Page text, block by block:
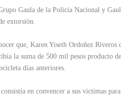
Gaula de la Policía Nacional y
extorsión.
que, Karen Yiseth Ordoñez Riveros
la suma de 500 mil pesos producto
días anteriores.
en convencer a sus victimas